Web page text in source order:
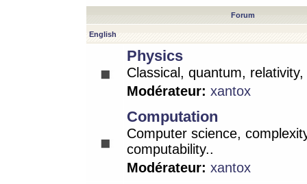
Forum
English
Physics
Classical, quantum,
Modérateur: xantox
Computation
Computer science,
computability..
Modérateur: xantox